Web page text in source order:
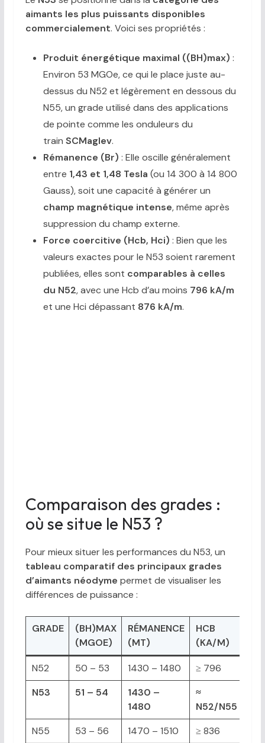
aimants les plus puissants disponibles
commercialement. Voici ses propriétés :
Produit énergétique maximal ((BH)max) :
Environ 53 MGOe, ce qui le place juste au-
dessus du N52 et légèrement en dessous du
N55, un grade utilisé dans des applications
de pointe comme les onduleurs du
train SCMaglev.
Rémanence (Br) : Elle oscille généralement
entre 1,43 et 1,48 Tesla (ou 14 300 à 14 800
Gauss), soit une capacité à générer un
champ magnétique intense, même après
suppression du champ externe.
Force coercitive (Hcb, Hci) : Bien que les
valeurs exactes pour le N53 soient rarement
publiées, elles sont comparables à celles
du N52, avec une Hcb d’au moins 796 kA/m
et une Hci dépassant 876 kA/m.
Comparaison des grades :
où se situe le N53 ?
Pour mieux situer les performances du N53, un
tableau comparatif des principaux grades
d’aimants néodyme permet de visualiser les
différences de puissance :
GRADE
(BH)MAX
(MGOE)
RÉMANENCE
(MT)
HCB
(KA/M)
N52 50 – 53 1430 – 1480 ≥ 796
N53
51 – 54
1430 –
1480
≈
N52/N55
N55
53 – 56 1470 – 1510 ≥ 836